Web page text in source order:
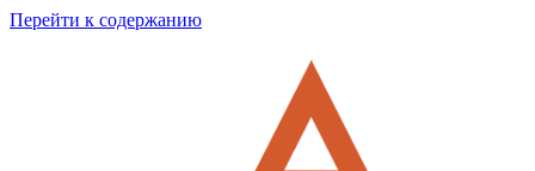
Перейти к содержанию